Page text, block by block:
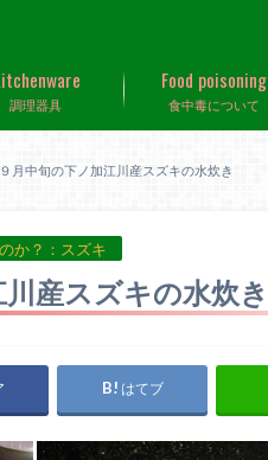
調理器具 食中毒について
Food poisoning
９月中旬の下ノ加江川産スズキの水炊き
か？：スズキ
産スズキの水炊き
はてブ